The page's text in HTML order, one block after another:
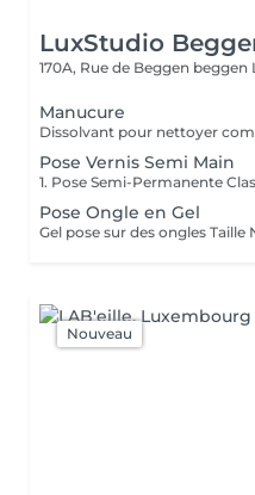
LuxStudio
170A, Rue de Beggen beggen
Manucure
Pose Vernis Semi Main
Pose Ongle en Gel
Gel pose sur des ongles
Nouveau